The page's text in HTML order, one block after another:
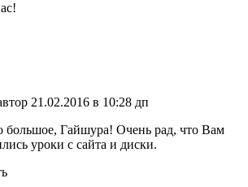
21.02.2016 в 10:28 дп
большое, Гайшура! Очень рад, что Вам
уроки с сайта и диски.